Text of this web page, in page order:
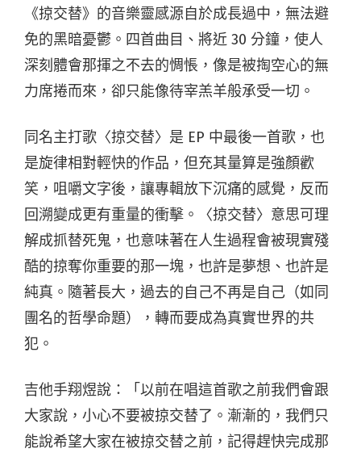
《掠交替》的音樂靈感源自於成長過中，無法避
免的黑暗憂鬱。四首曲目、將近 30 分鐘，使人
深刻體會那揮之不去的惆悵，像是被掏空心的無
力席捲而來，卻只能像待宰羔羊般承受一切。
同名主打歌〈掠交替〉是 EP 中最後一首歌，也
是旋律相對輕快的作品，但充其量算是強顏歡
笑，咀嚼文字後，讓專輯放下沉痛的感覺，反而
回溯變成更有重量的衝擊。〈掠交替〉意思可理
解成抓替死鬼，也意味著在人生過程會被現實殘
酷的掠奪你重要的那一塊，也許是夢想、也許是
純真。隨著長大，過去的自己不再是自己（如同
團名的哲學命題），轉而要成為真實世界的共
犯。
吉他手翔煜說：「以前在唱這首歌之前我們會跟
大家說，小心不要被掠交替了。漸漸的，我們只
能說希望大家在被掠交替之前，記得趕快完成那